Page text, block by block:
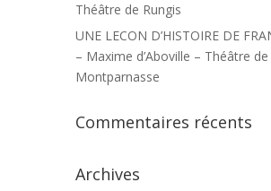
Théâtre de Rungis
UNE LECON D’HISTOIRE DE
– Maxime d’Aboville – Théâtre
Montparnasse
Commentaires récents
Archives